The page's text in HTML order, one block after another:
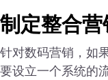
制定整合
针对数码营销，如
要设立一个系统的